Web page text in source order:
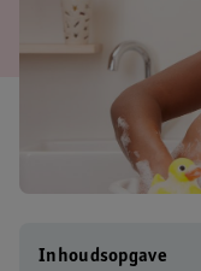
Inhoudsopgave